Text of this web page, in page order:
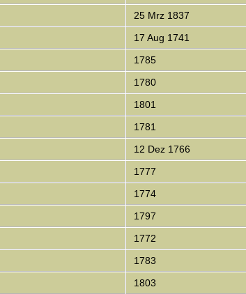
25 Mrz 1837
17 Aug 1741
1785
1780
1801
1781
12 Dez 1766
1777
1774
1797
1772
1783
1803